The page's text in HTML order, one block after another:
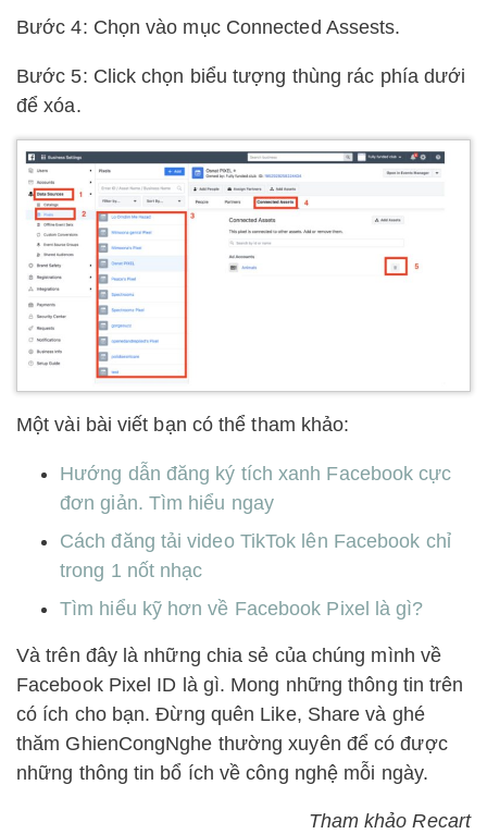
Bước 4: Chọn vào mục Connected Assests.
Bước 5: Click chọn biểu tượng thùng rác phía dưới
để xóa.
Một vài bài viết bạn có thể tham khảo:
Hướng dẫn đăng ký tích xanh Facebook cực
đơn giản. Tìm hiểu ngay
Cách đăng tải video TikTok lên Facebook chỉ
trong 1 nốt nhạc
Tìm hiểu kỹ hơn về Facebook Pixel là gì?
Và trên đây là những chia sẻ của chúng mình về
Facebook Pixel ID là gì. Mong những thông tin trên
có ích cho bạn. Đừng quên Like, Share và ghé
thăm GhienCongNghe thường xuyên để có được
những thông tin bổ ích về công nghệ mỗi ngày.
Tham khảo Recart